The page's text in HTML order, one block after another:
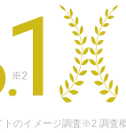
のイメージ調査※2 調査